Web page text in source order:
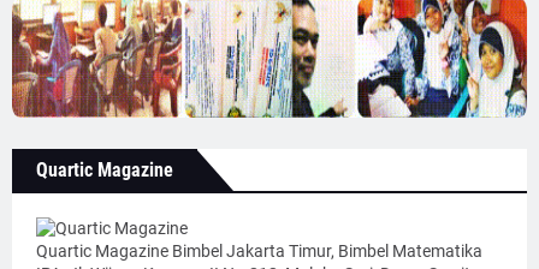
Quartic Magazine
Quartic Magazine Bimbel Jakarta Timur, Bimbel Matematika